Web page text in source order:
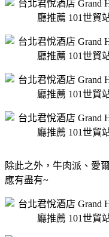
除此之外，牛肉派、愛
應有盡有~